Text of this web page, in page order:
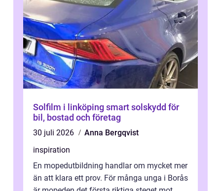
Solfilm i linköping smart solskydd för
bil, bostad och företag
30 juli 2026
Anna Bergqvist
inspiration
En mopedutbildning handlar om mycket mer
än att klara ett prov. För många unga i Borås